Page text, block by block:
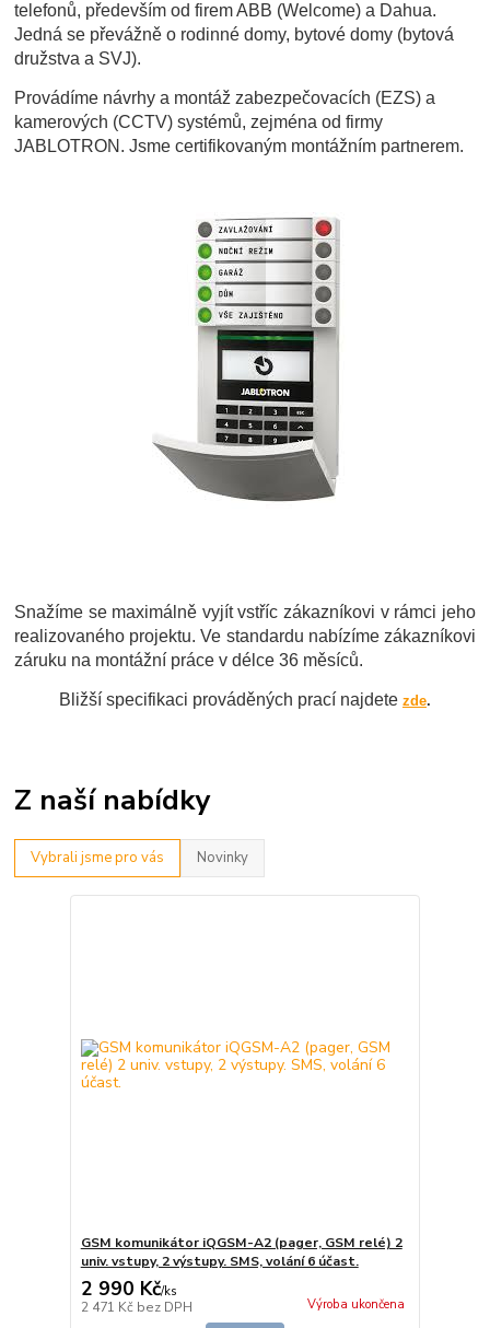
telefonů, především od firem ABB (Welcome) a Dahua.
Jedná se převážně o rodinné domy, bytové domy (bytová
družstva a SVJ).
Provádíme návrhy a montáž zabezpečovacích (EZS) a
kamerových (CCTV) systémů, zejména od firmy
JABLOTRON. Jsme certifikovaným montážním partnerem.
Snažíme se maximálně vyjít vstříc zákazníkovi v rámci jeho
realizovaného projektu. Ve standardu nabízíme zákazníkovi
záruku na montážní práce v délce 36 měsíců.
Bližší specifikaci prováděných prací najdete zde.
Z naší nabídky
Vybrali jsme pro vás Novinky
GSM komunikátor iQGSM-A2 (pager, GSM relé) 2
univ. vstupy, 2 výstupy. SMS, volání 6 účast.
2 990 Kč/ks
2 471 Kč bez DPH Výroba ukončena